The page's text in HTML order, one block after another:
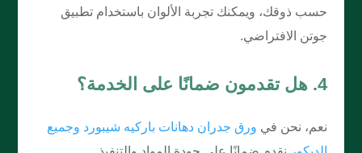
حسب ذوقك، ويمكنك تجربة الألوان باستخدام تطبيق
جوتن الافتراضي.
4. هل تقدمون ضمانًا على الخدمة؟
نعم، نحن في ورق جدران دهانات باركيه شيبورد وجميع